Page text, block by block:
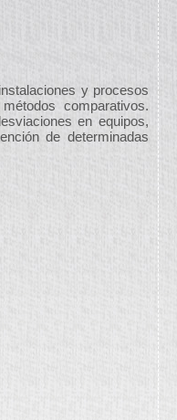
y procesos
comparativos.
en equipos,
de determinadas